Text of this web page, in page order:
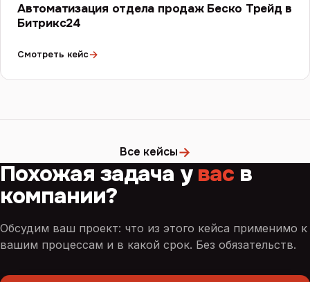
Автоматизация отдела продаж Беско Трейд в
Битрикс24
Смотреть кейс→
Все кейсы→
Похожая задача увасв
компании?
Обсудим ваш проект: что из этого кейса применимо к
вашим процессам и в какой срок. Без обязательств.